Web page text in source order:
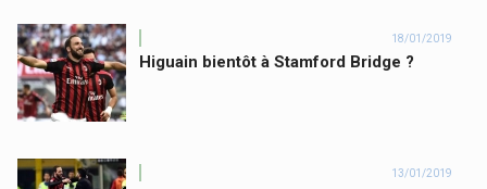
18/01/2019
Higuain bientôt à Stamford Bridge ?
13/01/2019